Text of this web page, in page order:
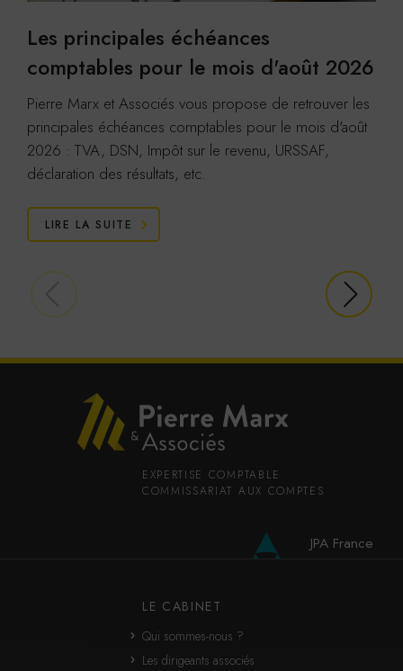
Les principales échéances
comptables pour le mois d'août 2026
Pierre Marx et Associés vous propose de retrouver les
principales échéances comptables pour le mois d'août
2026 : TVA, DSN, Impôt sur le revenu, URSSAF,
déclaration des résultats, etc.
LIRE LA SUITE
EXPERTISE COMPTABLE
COMMISSARIAT AUX COMPTES
JPA France
LE CABINET
Qui sommes-nous ?
Les dirigeants associés